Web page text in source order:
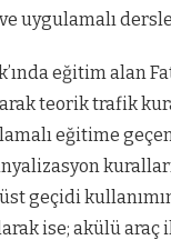
ve uygulamalı
eğitim alan
teorik trafik
eğitime
geçidi
ise; akülü